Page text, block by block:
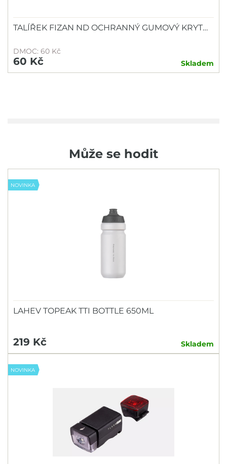
TALÍŘEK FIZAN ND OCHRANNÝ GUMOVÝ KRYT…
DMOC: 60 Kč
60 Kč Skladem
Může se hodit
NOVINKA
LAHEV TOPEAK TTI BOTTLE 650ML
219 Kč Skladem
NOVINKA